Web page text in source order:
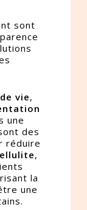
sont
vie,
une
des
réduire
,
la
une